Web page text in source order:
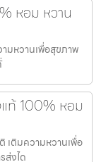
หอม หวาน
มหวานเพื่อสุขภาพ
ท้ 100% หอม
เติมความหวานเพื่อ
ส่งได